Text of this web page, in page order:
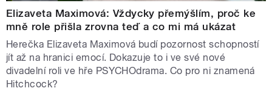
Elizaveta Maximová: Vždycky přemýšlím, proč ke
mně role přišla zrovna teď a co mi má ukázat
Herečka Elizaveta Maximová budí pozornost schopností
jít až na hranici emocí. Dokazuje to i ve své nové
divadelní roli ve hře PSYCHOdrama. Co pro ni znamená
Hitchcock?